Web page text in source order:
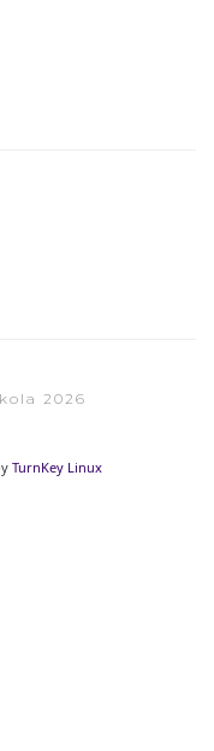
2026
TurnKey Linux